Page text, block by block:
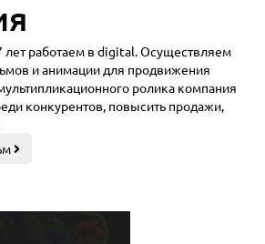
я|
лет работаем в digital. Осуществляем
и анимации для продвижения
ролика компания
конкурентов, повысить продажи,